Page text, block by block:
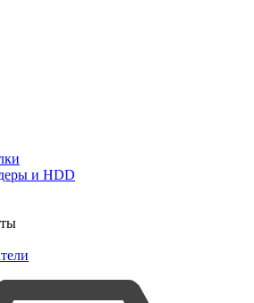
и HDD